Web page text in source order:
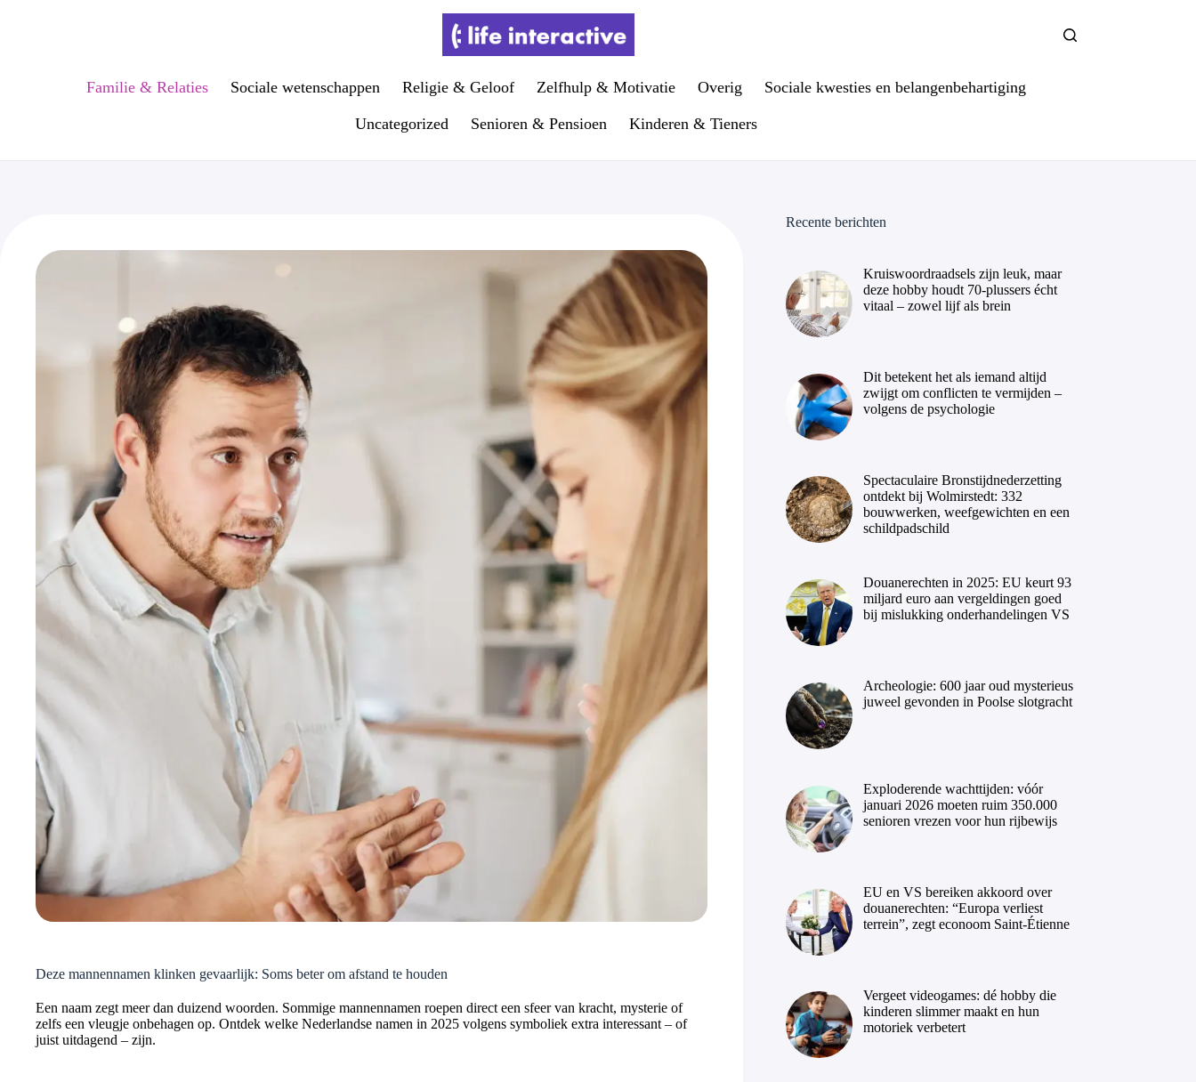
Familie & Relaties Sociale wetenschappen Religie & Geloof Zelfhulp & Motivatie Overig Sociale kwesties en belangenbehartiging
Uncategorized Senioren & Pensioen Kinderen & Tieners
Deze mannennamen klinken gevaarlijk: Soms beter om afstand te houden
Een naam zegt meer dan duizend woorden. Sommige mannennamen roepen direct een sfeer van kracht, mysterie of
zelfs een vleugje onbehagen op. Ontdek welke Nederlandse namen in 2025 volgens symboliek extra interessant – of
juist uitdagend – zijn.
Recente berichten
Kruiswoordraadsels zijn leuk, maar
deze hobby houdt 70-plussers écht
vitaal – zowel lijf als brein
Dit betekent het als iemand altijd
zwijgt om conflicten te vermijden –
volgens de psychologie
Spectaculaire Bronstijdnederzetting
ontdekt bij Wolmirstedt: 332
bouwwerken, weefgewichten en een
schildpadschild
Douanerechten in 2025: EU keurt 93
miljard euro aan vergeldingen goed
bij mislukking onderhandelingen VS
Archeologie: 600 jaar oud mysterieus
juweel gevonden in Poolse slotgracht
Exploderende wachttijden: vóór
januari 2026 moeten ruim 350.000
senioren vrezen voor hun rijbewijs
EU en VS bereiken akkoord over
douanerechten: “Europa verliest
terrein”, zegt econoom Saint-Étienne
Vergeet videogames: dé hobby die
kinderen slimmer maakt en hun
motoriek verbetert